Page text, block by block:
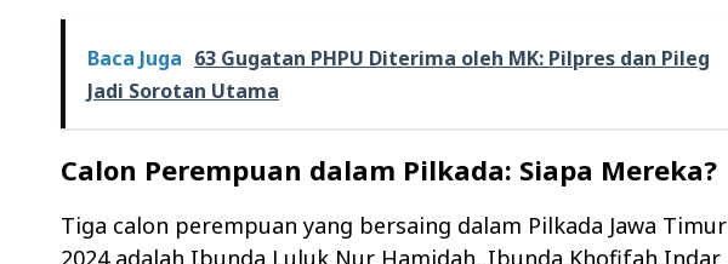
Baca Juga 63 Gugatan PHPU Diterima oleh MK: Pilpres dan Pileg
Jadi Sorotan Utama
Calon Perempuan dalam Pilkada: Siapa Mereka?
Tiga calon perempuan yang bersaing dalam Pilkada Jawa Timur